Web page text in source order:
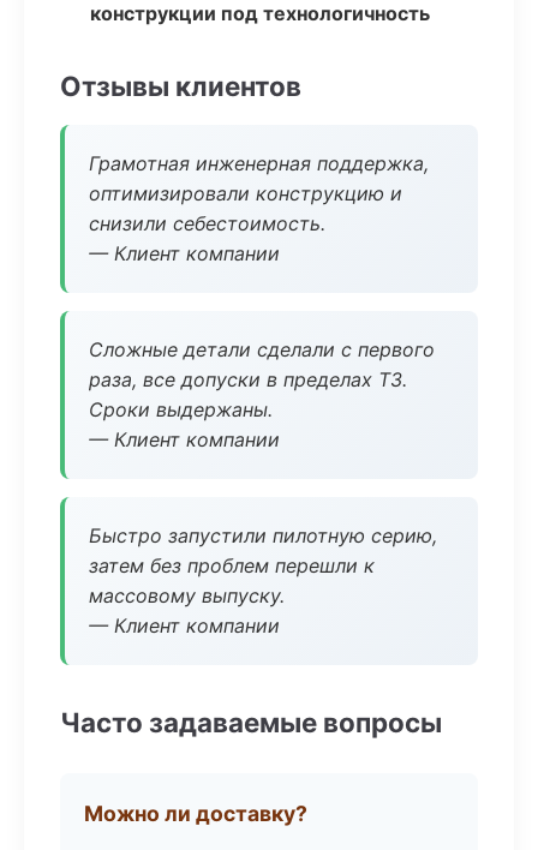
конструкции под технологичность
Отзывы клиентов
Грамотная инженерная поддержка,
оптимизировали конструкцию и
снизили себестоимость.
— Клиент компании
Сложные детали сделали с первого
раза, все допуски в пределах ТЗ.
Сроки выдержаны.
— Клиент компании
Быстро запустили пилотную серию,
затем без проблем перешли к
массовому выпуску.
— Клиент компании
Часто задаваемые вопросы
Можно ли доставку?